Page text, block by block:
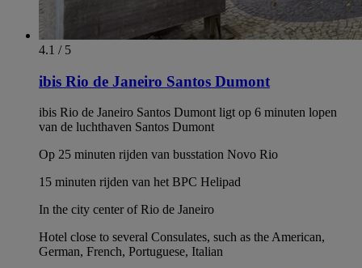
4.1 / 5
ibis Rio de Janeiro Santos Dumont
ibis Rio de Janeiro Santos Dumont ligt op 6 minuten lopen
van de luchthaven Santos Dumont
Op 25 minuten rijden van busstation Novo Rio
15 minuten rijden van het BPC Helipad
In the city center of Rio de Janeiro
Hotel close to several Consulates, such as the American,
German, French, Portuguese, Italian